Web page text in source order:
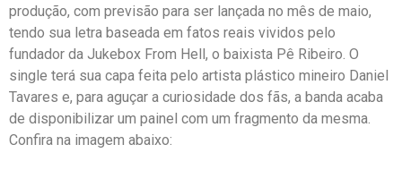
produção, com previsão para ser lançada no mês de maio,
tendo sua letra baseada em fatos reais vividos pelo
fundador da Jukebox From Hell, o baixista Pê Ribeiro. O
single terá sua capa feita pelo artista plástico mineiro Daniel
Tavares e, para aguçar a curiosidade dos fãs, a banda acaba
de disponibilizar um painel com um fragmento da mesma.
Confira na imagem abaixo: